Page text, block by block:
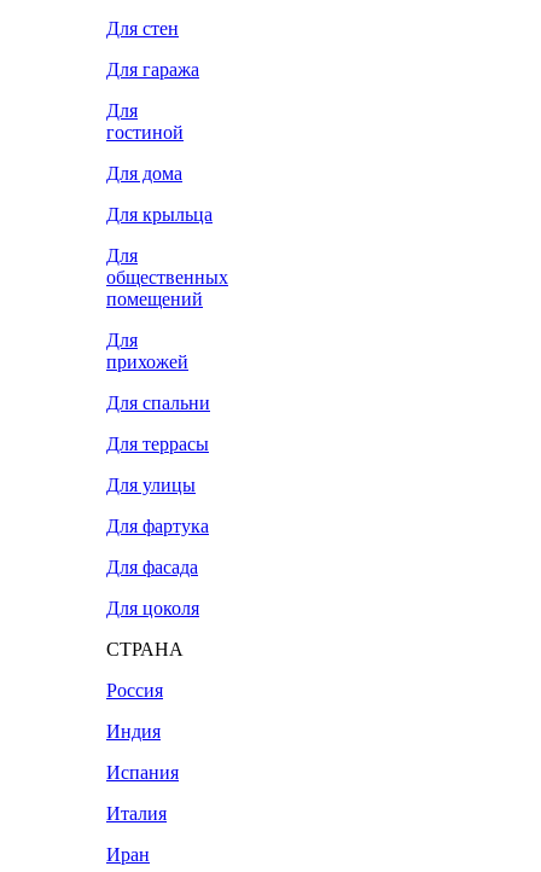
Для стен
Для гаража
Для
гостиной
Для дома
Для крыльца
Для
общественных
помещений
Для
прихожей
Для спальни
Для террасы
Для улицы
Для фартука
Для фасада
Для цоколя
СТРАНА
Россия
Индия
Испания
Италия
Иран